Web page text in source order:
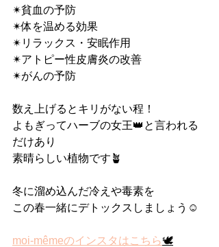
✴︎貧血の予防
✴︎体を温める効果
✴︎リラックス・安眠作用
✴︎アトピー性皮膚炎の改善
✴︎がんの予防
数え上げるとキリがない程！
よもぎってハーブの女王👑と言われる
だけあり
素晴らしい植物です🪴
冬に溜め込んだ冷えや毒素を
この春一緒にデトックスしましょう☺️
moi-mêmeのインスタはこちら🕊